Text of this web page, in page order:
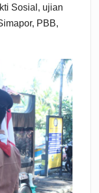
Sosial, ujian
PBB,